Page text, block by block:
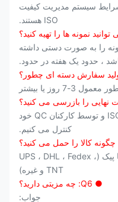
شرایط سیستم مدیریت کیفیت
ISO هستند.
1 روز اگر نمونه را به صورت دستی داشته
، حدود یک هفته در حدود.
3-7 روز یا بیشتر
پاسخ: بله ، ما مطابق با استاندارد ISO و توسط کارکنان QC خود
کنترل می کنیم.
پاسخ: از طریق دریا ، هوا ، کامیون یا پیک (UPS ، DHL ، Fedex ،
TNT و غیره)
● Q6: چه مزیتی دارید؟
جواب: